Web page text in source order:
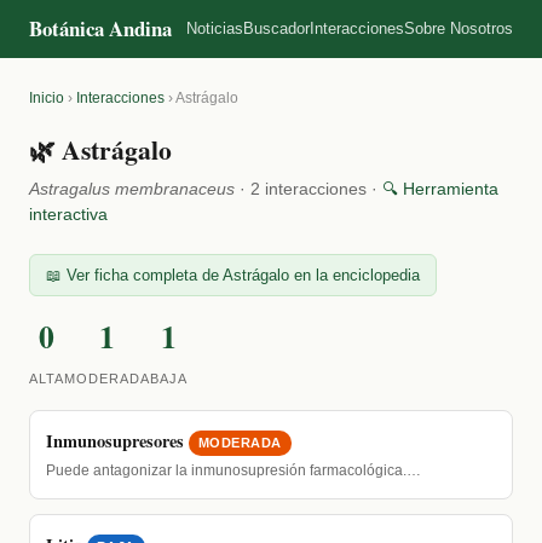
Botánica Andina Noticias Buscador InteraccionesSobre Nosotros
Inicio › Interacciones ›Astrágalo
🌿 Astrágalo
Astragalus membranaceus · 2 interacciones · 🔍 Herramienta
interactiva
📖 Ver ficha completa de Astrágalo en la enciclopedia
0
ALTA
1
MODERADA
1
BAJA
Inmunosupresores MODERADA
Puede antagonizar la inmunosupresión farmacológica.…